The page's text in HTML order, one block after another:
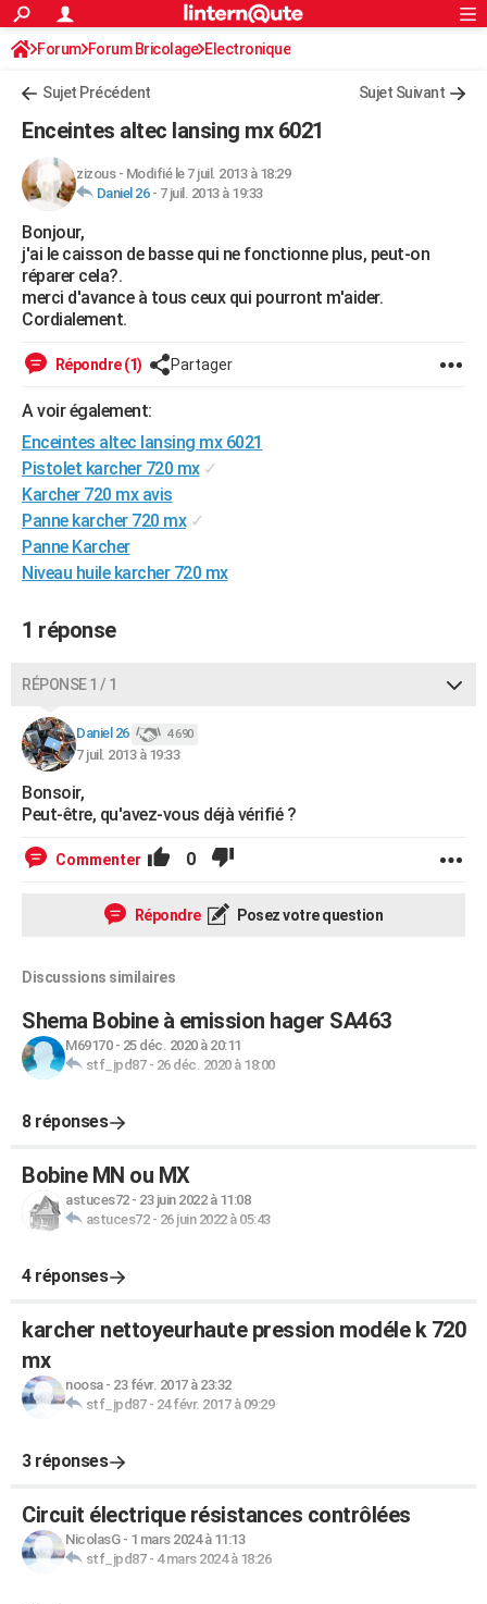
ACTUALITÉS
Politique
Société
Faits Divers
Education
Monde
Villes
+
FINANCE
Retraite
Impôts
Epargne
Immobilier
Risques naturels par ville
Banque
Assurance
Crédit
AUTO
Essais
Réserver un essai
Citadines
Berlines
SUV
Forum auto
+HIGH-TECH
Mobiles
Meilleur smartphone
Internet
Ordinateurs
Jeux vidéo
Guide high-tech
+BRICOLAGE
Forum
Aménagement intérieur
Extérieur
Cuisine
Salle de bains
Jardinage
Rangement
Guides de France
Escapades
Patrimoine
Expositions
Musées
Week-end nature
Art de vivre
Bien-être
Loisirs
Mode
Modes de vie
Alimentation
Guide de la santé
Maladies
Médicaments
Sommeil
VOYAGE
PHOTO
GUIDES D'ACHAT
CARTE DE VOEUX
Carte de Noël
Carte Bonne année
Carte Saint-Valentin
Carte Pâques
Carte d'anniversaire
DICTIONNAIRE
Dictionnaire
Biographies
Citations
Expressions
Proverbes
PROGRAMME TV
S'inscrire
Se connecter
Lycées
Collèges
Primaires
Universités
Entreprises
Service militaire
Avis de recherche
AVIS DE DÉCÈS
FORUM
S'inscrire
Connexion
Forum Forum Bricolage Electronique
Sujet Précédent Sujet Suivant
Enceintes altec lansing mx 6021
zizous- Modifié le 7 juil. 2013 à 18:29
Daniel 26- 7 juil. 2013 à 19:33
Bonjour,
j'ai le caisson de basse qui ne fonctionne plus, peut-on
réparer cela?.
merci d'avance à tous ceux qui pourront m'aider.
Cordialement.
Répondre (1) Partager
A voir également:
Enceintes altec lansing mx 6021
Pistolet karcher 720 mx ✓
Karcher 720 mx avis
Panne karcher 720 mx ✓
Panne Karcher
Niveau huile karcher 720 mx
1 réponse
RÉPONSE 1 / 1
Daniel 26 4 690
7 juil. 2013 à 19:33
Bonsoir,
Peut-être, qu'avez-vous déjà vérifié ?
Commenter 0
Répondre Posez votre question
Discussions similaires
Shema Bobine à emission hager SA463
M69170- 25 déc. 2020 à 20:11
stf_jpd87- 26 déc. 2020 à 18:00
8 réponses
Bobine MN ou MX
astuces72- 23 juin 2022 à 11:08
astuces72- 26 juin 2022 à 05:43
4 réponses
karcher nettoyeurhaute pression modéle k 720
mx
noosa- 23 févr. 2017 à 23:32
stf_jpd87- 24 févr. 2017 à 09:29
3 réponses
Circuit électrique résistances contrôlées
NicolasG- 1 mars 2024 à 11:13
stf_jpd87- 4 mars 2024 à 18:26